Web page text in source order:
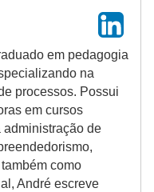
em pedagogia
na
processos. Possui
em cursos
administração de
como
André escreve